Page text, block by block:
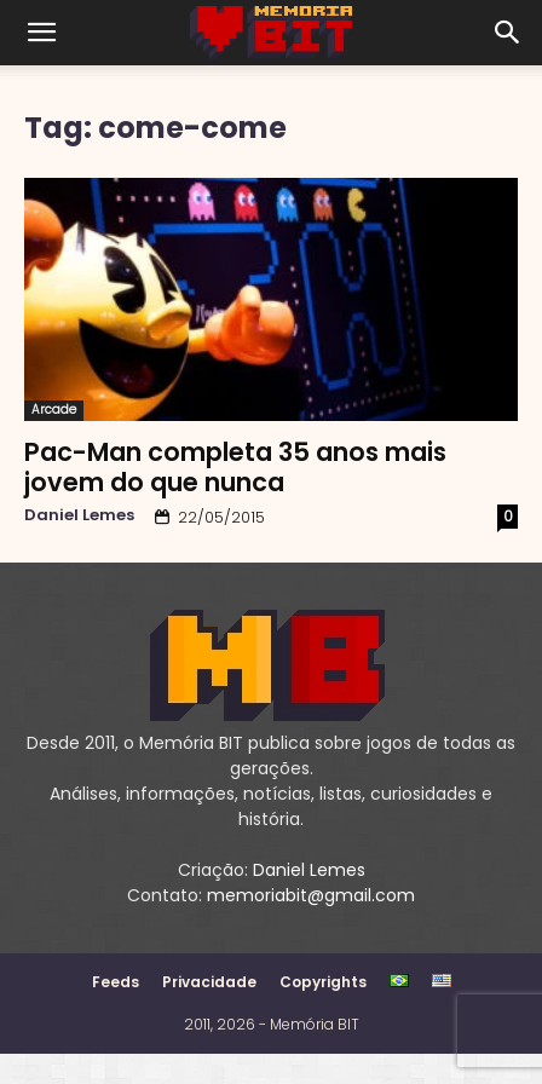
Tag: come-come
Arcade
Pac-Man completa 35 anos mais
jovem do que nunca
Daniel Lemes 22/05/2015 0
Desde 2011, o Memória BIT publica sobre jogos de todas as
gerações.
Análises, informações, notícias, listas, curiosidades e
história.
Criação: Daniel Lemes
Contato: memoriabit@gmail.com
Feeds Privacidade Copyrights
2011, 2026 - Memória BIT